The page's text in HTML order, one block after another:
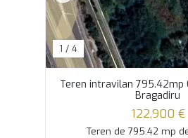
1 / 4
Teren intravilan 795.42mp
Bragadiru
122,900 €
Teren de 795.42 mp